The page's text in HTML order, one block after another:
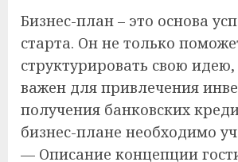
Бизнес-план – это основа
старта. Он не только
структурировать свою
важен для привлечения
получения банковских
бизнес-плане необходимо
— Описание концепции